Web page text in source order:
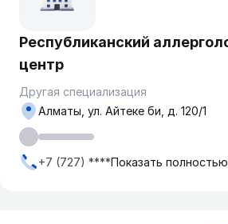
Республиканский
центр
Другая специализация
Алматы, ул. ​Айтеке би, д. 120/1
+7 (727) ****Показать полностью